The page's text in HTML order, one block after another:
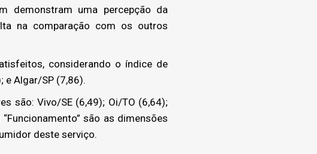
demonstram uma percepção da
na comparação com os outros
considerando o índice de
e Algar/SP (7,86).
são: Vivo/SE (6,49); Oi/TO (6,64);
são as dimensões
deste serviço.